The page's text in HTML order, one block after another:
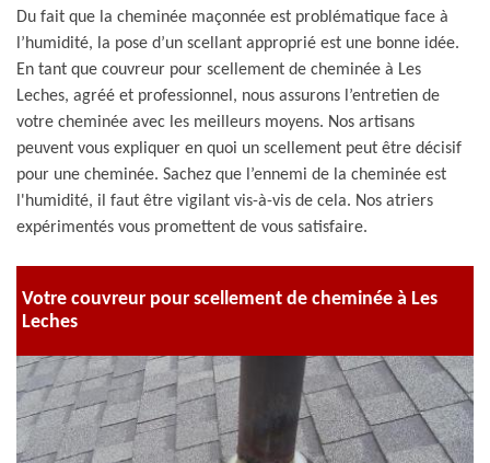
Du fait que la cheminée maçonnée est problématique face à
l’humidité, la pose d’un scellant approprié est une bonne idée.
En tant que couvreur pour scellement de cheminée à Les
Leches, agréé et professionnel, nous assurons l’entretien de
votre cheminée avec les meilleurs moyens. Nos artisans
peuvent vous expliquer en quoi un scellement peut être décisif
pour une cheminée. Sachez que l’ennemi de la cheminée est
l'humidité, il faut être vigilant vis-à-vis de cela. Nos atriers
expérimentés vous promettent de vous satisfaire.
Votre couvreur pour scellement de cheminée à Les
Leches